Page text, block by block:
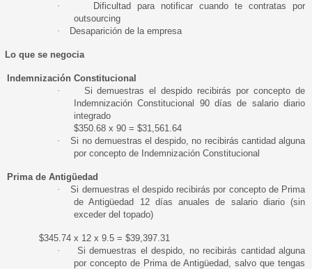
·
Dificultad para notificar cuando te contratas por
outsourcing
·
Desaparición de la empresa
Lo que se negocia
Indemnización Constitucional
·
Si demuestras el despido recibirás por concepto de
Indemnización Constitucional 90 días de salario diario
integrado
$350.68 x 90 = $31,561.64
·
Si no demuestras el despido, no recibirás cantidad alguna
por concepto de Indemnización Constitucional
Prima de Antigüedad
·
Si demuestras el despido recibirás por concepto de Prima
de Antigüedad 12 días anuales de salario diario (sin
exceder del topado)
$345.74 x 12 x 9.5 = $39,397.31
·
Si demuestras el despido, no recibirás cantidad alguna
por concepto de Prima de Antigüedad, salvo que tengas